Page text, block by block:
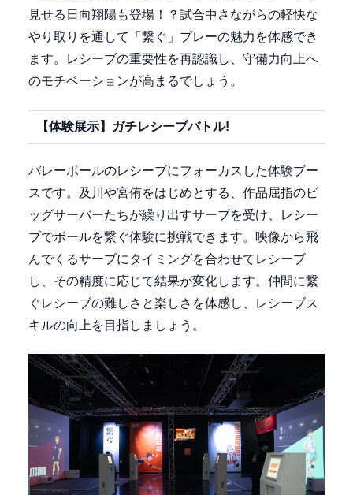
見せる日向翔陽も登場！？試合中さながらの軽快な
やり取りを通して「繋ぐ」プレーの魅力を体感でき
ます。レシーブの重要性を再認識し、守備力向上へ
のモチベーションが高まるでしょう。
【体験展示】ガチレシーブバトル!
バレーボールのレシーブにフォーカスした体験ブー
スです。及川や宮侑をはじめとする、作品屈指のビ
ッグサーバーたちが繰り出すサーブを受け、レシー
ブでボールを繋ぐ体験に挑戦できます。映像から飛
んでくるサーブにタイミングを合わせてレシーブ
し、その精度に応じて結果が変化します。仲間に繋
ぐレシーブの難しさと楽しさを体感し、レシーブス
キルの向上を目指しましょう。